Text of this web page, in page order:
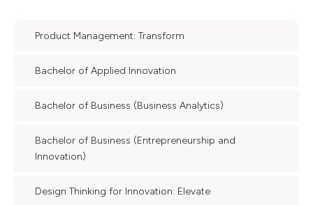
Product Management: Transform
Bachelor of Applied Innovation
Bachelor of Business (Business Analytics)
Bachelor of Business (Entrepreneurship and
Innovation)
Design Thinking for Innovation: Elevate